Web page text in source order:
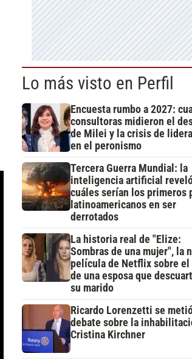
Lo más visto en Perfil
Encuesta rumbo a 2027:
consultoras midieron el
de Milei y la crisis de
en el peronismo
Tercera Guerra Mundial: la
inteligencia artificial
cuáles serían los primeros
latinoamericanos en ser
derrotados
La historia real de "Elize:
Sombras de una mujer", la
película de Netflix sobre el
de una esposa que
su marido
Ricardo Lorenzetti se
debate sobre la
Cristina Kirchner